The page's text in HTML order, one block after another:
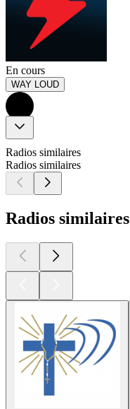
En cours
WAY LOUD
Radios similaires
Radios similaires
Radios similaires